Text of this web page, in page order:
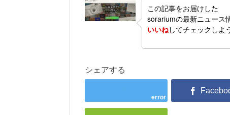
この記事をお届けした
sorariumの最新ニュース
いいねしてチェックしよ
シェアする
error